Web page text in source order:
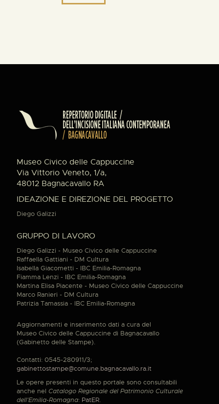
Museo Civico delle Cappuccine
Via Vittorio Veneto, 1/a,
48012 Bagnacavallo RA
IDEAZIONE E DIREZIONE DEL PROGETTO
Diego Galizzi
GRUPPO DI LAVORO
Diego Galizzi - Museo Civico delle Cappuccine
Raffaella Gattiani - DM Cultura
Isabella Giacometti - IBC Emilia-Romagna
Fiamma Lenzi - IBC Emilia-Romagna
Martina Elisa Piacente - Museo Civico delle Cappuccine
Marco Ranieri - DM Cultura
Patrizia Tamassia - IBC Emilia-Romagna
Aggiornamenti e inserimento dati a cura del
Museo Civico delle Cappuccine di Bagnacavallo
(Gabinetto delle Stampe).
Contatti: 0545-280911/3;
gabinettostampe@comune.bagnacavallo.ra.it
Le opere presenti in questo portale sono consultabili
anche nel Catalogo Regionale del Patrimonio Culturale
dell'Emilia-Romagna: PatER.